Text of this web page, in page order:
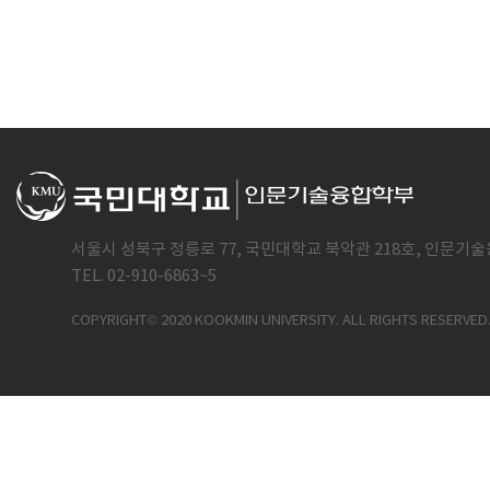
서울시 성북구 정릉로 77, 국민대학교 북악관 218호, 인문기
TEL. 02-910-6863~5
COPYRIGHT© 2020 KOOKMIN UNIVERSITY. ALL RIGHTS RESERVED.